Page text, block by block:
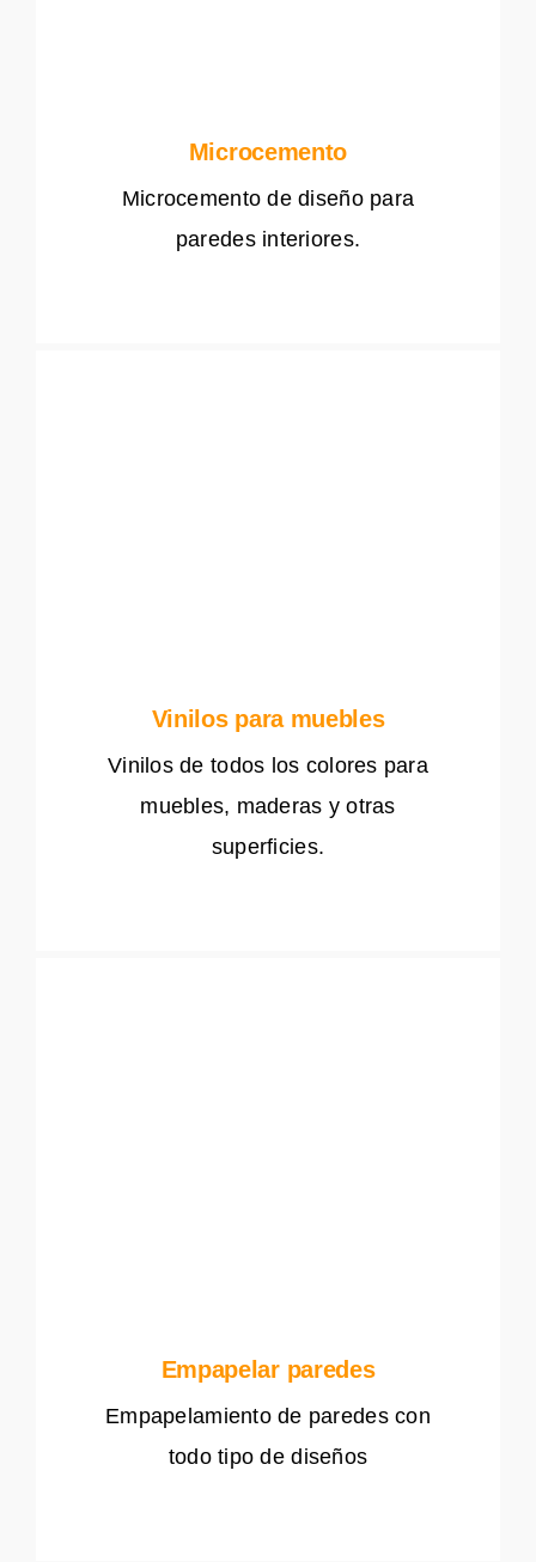
Microcemento
Microcemento de diseño para
paredes interiores.
Vinilos para muebles
Vinilos de todos los colores para
muebles, maderas y otras
superficies.
Empapelar paredes
Empapelamiento de paredes con
todo tipo de diseños